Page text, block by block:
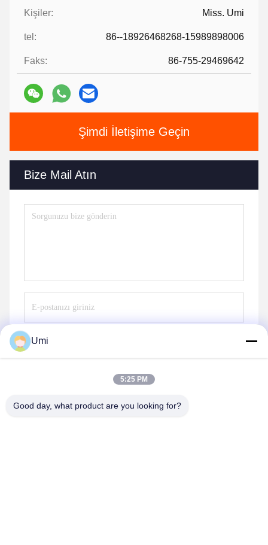
Kişiler: Miss. Umi
tel: 86--18926468268-15989898006
Faks: 86-755-29469642
Şimdi İletişime Geçin
Bize Mail Atın
Göndermek
Umi
5:25 PM
Good day, what product are you looking for?